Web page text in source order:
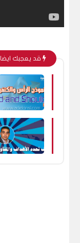
قد يعجبك ايضا